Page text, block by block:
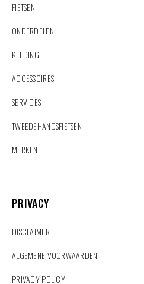
FIETSEN
ONDERDELEN
KLEDING
ACCESSOIRES
SERVICES
TWEEDEHANDSFIETSEN
MERKEN
PRIVACY
DISCLAIMER
ALGEMENE VOORWAARDEN
PRIVACY POLICY